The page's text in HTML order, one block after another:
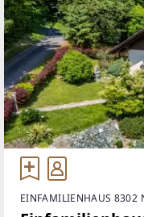
EINFAMILIENHAUS 8302